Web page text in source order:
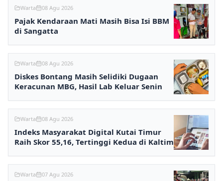
Warta 08 Agu 2026
Pajak Kendaraan Mati Masih Bisa Isi BBM
di Sangatta
Warta 08 Agu 2026
Diskes Bontang Masih Selidiki Dugaan
Keracunan MBG, Hasil Lab Keluar Senin
Warta 08 Agu 2026
Indeks Masyarakat Digital Kutai Timur
Raih Skor 55,16, Tertinggi Kedua di Kaltim
Warta 07 Agu 2026